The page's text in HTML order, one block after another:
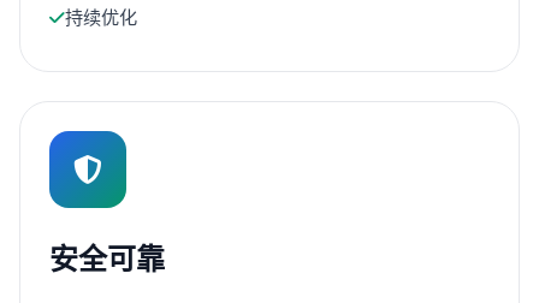
持续优化
安全可靠